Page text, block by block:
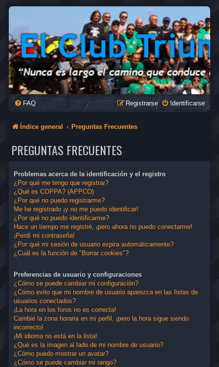
FAQ Identificarse
Registrarse
Índice general Preguntas Frecuentes
PREGUNTAS FRECUENTES
Problemas acerca de la identificación y el registro
¿Por qué me tengo que registrar?
¿Qué es COPPA? (APPCO)
¿Por qué no puedo registrarme?
Me he registrado ¡y no me puedo identificar!
¿Por qué no puedo identificarme?
Hace un tiempo me registré, ¡pero ahora no puedo conectarme!
¡Perdí mi contraseña!
¿Por qué mi sesión de usuario expira automáticamente?
¿Cuál es la función de "Borrar cookies"?
Preferencias de usuario y configuraciones
¿Cómo se puede cambiar mi configuración?
¿Cómo evito que mi nombre de usuario aparezca en las listas de
usuarios conectados?
¡La hora en los foros no es correcta!
Cambié la zona horaria en mi perfil, ¡pero la hora sigue siendo
incorrecto!
¡Mi idioma no está en la lista!
¿Qué es la imagen al lado de mi nombre de usuario?
¿Cómo puedo mostrar un avatar?
¿Cómo se puede cambiar mi rango?